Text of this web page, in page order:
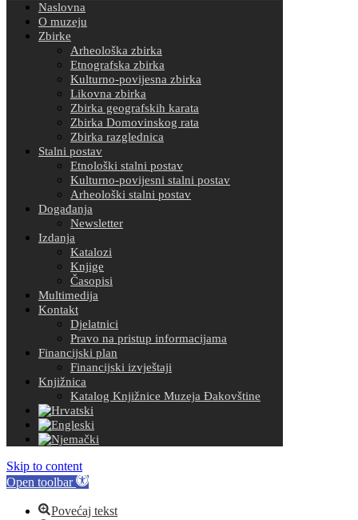
Naslovna
O muzeju
Zbirke
Arheološka zbirka
Etnografska zbirka
Kulturno-povijesna zbirka
Likovna zbirka
Zbirka geografskih karata
Zbirka Domovinskog rata
Zbirka razglednica
Stalni postav
Etnološki stalni postav
Kulturno-povijesni stalni postav
Arheološki stalni postav
Događanja
Newsletter
Izdanja
Katalozi
Knjige
Časopisi
Multimedija
Kontakt
Djelatnici
Pravo na pristup informacijama
Financijski plan
Financijski izvještaji
Knjižnica
Katalog Knjižnice Muzeja Đakovštine
Skip to content
Open toolbar
Povećaj tekst